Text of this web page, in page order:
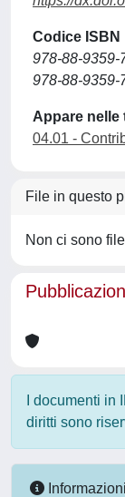
Codice ISBN
978-88-9359-
978-88-9359-
Appare nelle
04.01 -
File in questo
Non ci sono
I documenti in
diritti sono
Informazioni